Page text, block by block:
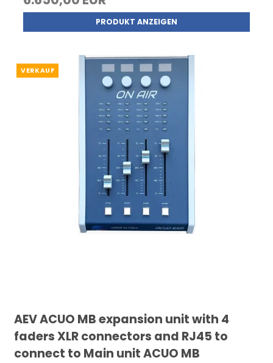
PRODUKT ANZEIGEN
VERKAUF
AEV ACUO MB expansion unit with 4
faders XLR connectors and RJ45 to
connect to Main unit ACUO MB